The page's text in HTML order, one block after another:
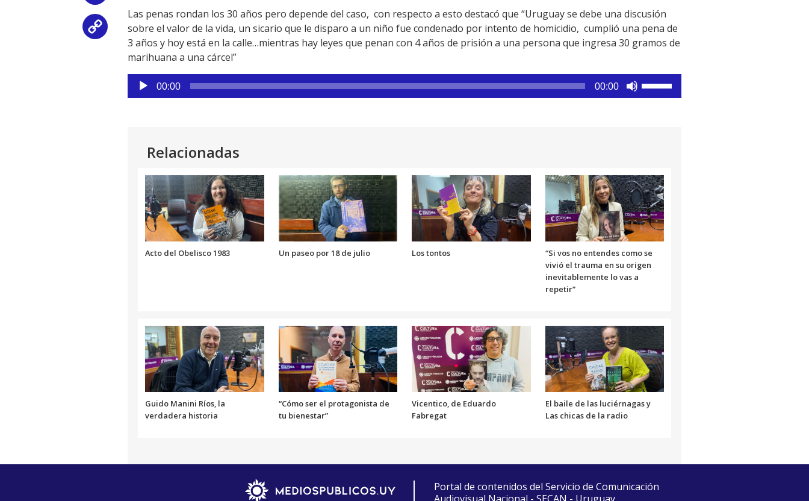
Copy
Link
Las penas rondan los 30 años pero depende del caso, con respecto a esto destacó que “Uruguay se debe una discusión
sobre el valor de la vida, un sicario que le disparo a un niño fue condenado por intento de homicidio, cumplió una pena de
3 años y hoy está en la calle…mientras hay leyes que penan con 4 años de prisión a una persona que ingresa 30 gramos de
marihuana a una cárcel”
Reproductor
de
00:00 00:00
aumentar
o
disminuir
el
volumen.
Relacionadas
Acto del Obelisco 1983 Un paseo por 18 de julio Los tontos
“Si vos no entendes como se
vivió el trauma en su origen
inevitablemente lo vas a
repetir”
Guido Manini Ríos, la
verdadera historia
“Cómo ser el protagonista de
tu bienestar”
Vicentico, de Eduardo
Fabregat
El baile de las luciérnagas y
Las chicas de la radio
Portal de contenidos del Servicio de Comunicación